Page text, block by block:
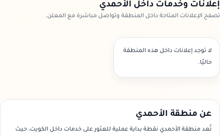
إعلانات وخدمات داخل الأحمدي
تصفح الإعلانات المتاحة داخل المنطقة وتواصل مباشرة مع المعلن.
لا توجد إعلانات داخل هذه المنطقة
حاليًا.
عن منطقة الأحمدي
تُعد منطقة الأحمدي نقطة بداية عملية للعثور على خدمات داخل الكويت، حيث